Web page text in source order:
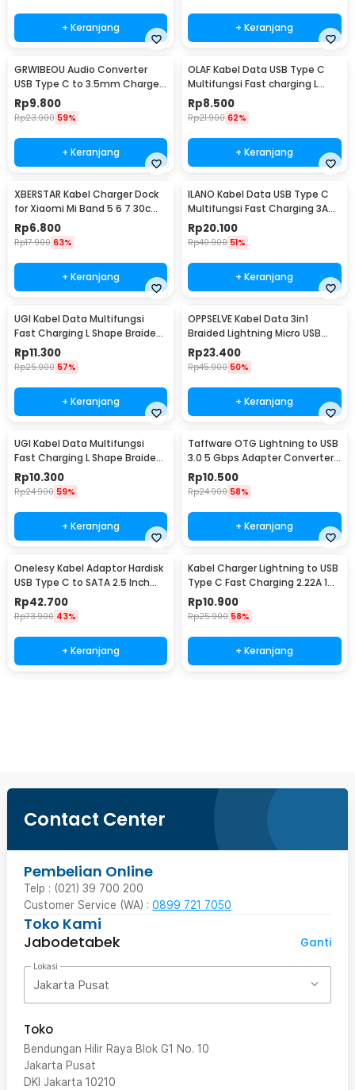
+ Keranjang + Keranjang
GRWIBEOU Audio Converter
USB Type C to 3.5mm Charger
Port - GR35C
Rp9.800
Rp23.900 59%
+ Keranjang
OLAF Kabel Data USB Type C
Multifungsi Fast charging L
Shape 5A 1M - OL01
Rp8.500
Rp21.900 62%
+ Keranjang
XBERSTAR Kabel Charger Dock
for Xiaomi Mi Band 5 6 7 30cm
- EDCS300
Rp6.800
Rp17.900 63%
+ Keranjang
ILANO Kabel Data USB Type C
Multifungsi Fast Charging 3A
60W 1.2M - ILC3
Rp20.100
Rp40.900 51%
+ Keranjang
UGI Kabel Data Multifungsi
Fast Charging L Shape Braided
2A 2M USB Type C - W-009
Rp11.300
Rp25.900 57%
+ Keranjang
OPPSELVE Kabel Data 3in1
Braided Lightning Micro USB
Type C 5V 6A 1.2M - OP142
Rp23.400
Rp45.900 50%
+ Keranjang
UGI Kabel Data Multifungsi
Fast Charging L Shape Braided
5V 2A 1M USB Type C - UGI02
Rp10.300
Rp24.900 59%
+ Keranjang
Taffware OTG Lightning to USB
3.0 5 Gbps Adapter Converter
- NO14
Rp10.500
Rp24.900 58%
+ Keranjang
Onelesy Kabel Adaptor Hardisk
USB Type C to SATA 2.5 Inch
Support 5G - ONUSBC
Rp42.700
Rp73.900 43%
+ Keranjang
Kabel Charger Lightning to USB
Type C Fast Charging 2.22A 1M
- V12
Rp10.900
Rp25.900 58%
+ Keranjang
Contact Center
Pembelian Online
Telp : (021) 39 700 200
Customer Service (WA) : 0899 721 7050
Toko Kami
Jabodetabek
Ganti
Lokasi
Jakarta Pusat
Toko
Bendungan Hilir Raya Blok G1 No. 10
Jakarta Pusat
DKI Jakarta 10210